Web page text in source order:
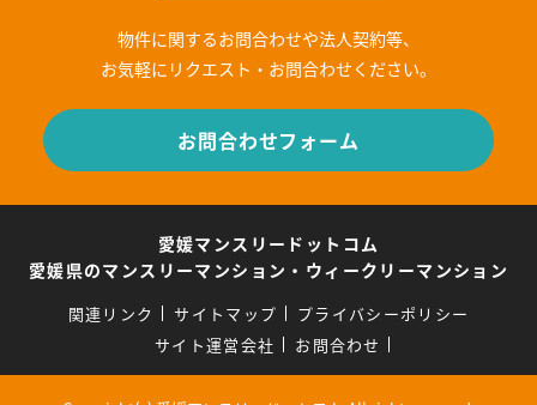
物件に関するお問合わせや法人契約等、
お気軽にリクエスト・お問合わせください。
お問合わせフォーム
愛媛マンスリードットコム
愛媛県のマンスリーマンション・ウィークリーマンション
関連リンク サイトマップ
プライバシーポリシー
サイト運営会社
お問合わせ